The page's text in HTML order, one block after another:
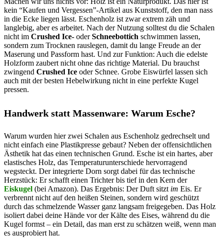
kein “Kaufen und Vergessen”-Artikel aus Kunststoff, den man nass
in die Ecke liegen lässt. Eschenholz ist zwar extrem zäh und
langlebig, aber es arbeitet. Nach der Nutzung solltest du die Schalen
nicht im Crushed Ice- oderSchneebottich schwimmen lassen,
sondern zum Trocknen rauslegen, damit du lange Freude an der
Maserung und Passform hast. Und zur Funktion: Auch die edelste
Holzform zaubert nicht ohne das richtige Material. Du brauchst
zwingend Crushed Ice oder Schnee. Grobe Eiswürfel lassen sich
auch mit der besten Hebelwirkung nicht in eine perfekte Kugel
pressen.
Handwerk statt Massenware: Warum Esche?
Warum wurden hier zwei Schalen aus Eschenholz gedrechselt und
nicht einfach eine Plastikpresse gebaut? Neben der offensichtlichen
Ästhetik hat das einen technischen Grund. Esche ist ein hartes, aber
elastisches Holz, das Temperaturunterschiede hervorragend
wegsteckt. Der integrierte Dorn sorgt dabei für das technische
Herzstück: Er schafft einen Trichter bis tief in den Kern der
Eiskugel (bei Amazon). Das Ergebnis: Der Duft sitzt im Eis. Er
verbrennt nicht auf den heißen Steinen, sondern wird geschützt
durch das schmelzende Wasser ganz langsam freigegeben. Das Holz
isoliert dabei deine Hände vor der Kälte des Eises, während du die
Kugel formst – ein Detail, das man erst zu schätzen weiß, wenn man
es ausprobiert hat.